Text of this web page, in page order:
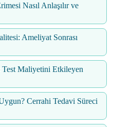
Nasıl Anlaşılır ve
Ameliyat Sonrası
Maliyetini Etkileyen
Cerrahi Tedavi Süreci